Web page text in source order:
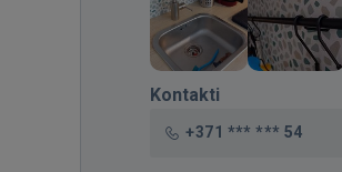
Kontakti
+371 *** *** 54